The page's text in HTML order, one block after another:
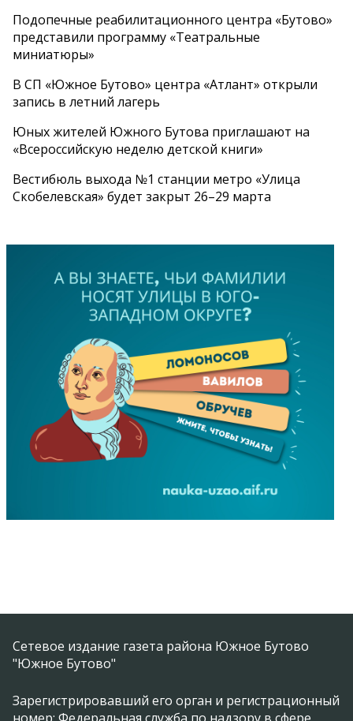
Подопечные реабилитационного центра «Бутово»
представили программу «Театральные
миниатюры»
В СП «Южное Бутово» центра «Атлант» открыли
запись в летний лагерь
Юных жителей Южного Бутова приглашают на
«Всероссийскую неделю детской книги»
Вестибюль выхода №1 станции метро «Улица
Скобелевская» будет закрыт 26–29 марта
Сетевое издание газета района Южное Бутово
"Южное Бутово"
Зарегистрировавший его орган и регистрационный